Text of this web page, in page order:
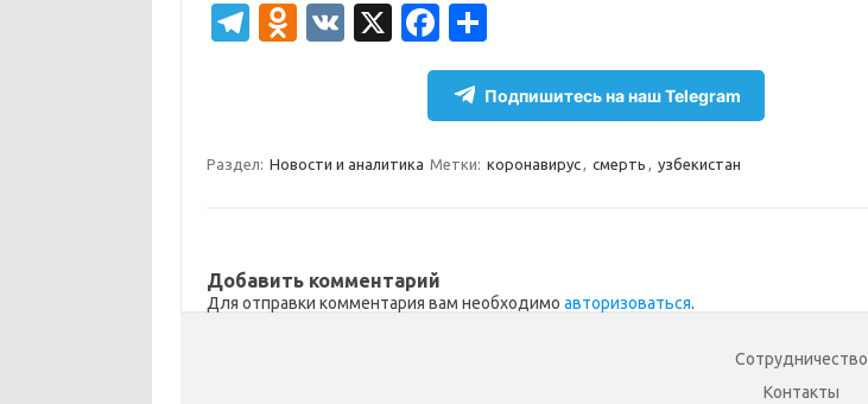
T
a
O
kl
ik
V
X
Fa
c
e
o
т
п
а
т
Подпишитесь на наш Telegram
Раздел: Новости и аналитика Метки: коронавирус, смерть , узбекистан
Добавить комментарий
Для отправки комментария вам необходимо авторизоваться.
Сотрудничество
Контакты